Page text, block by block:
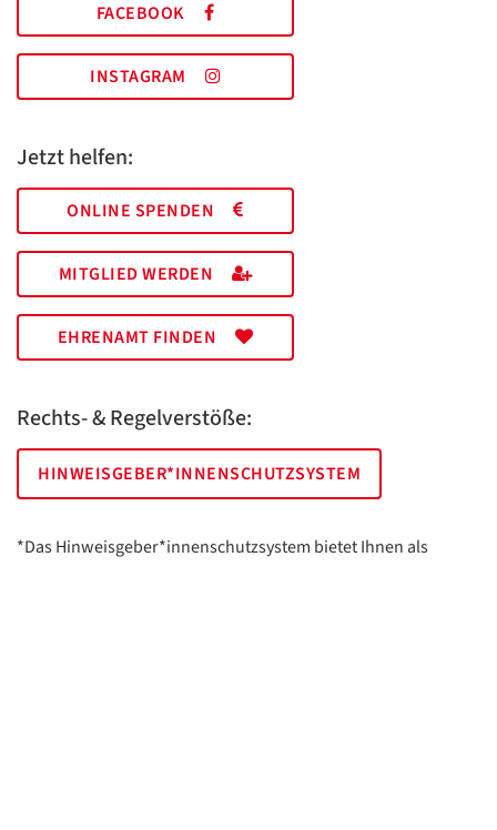
FACEBOOK
INSTAGRAM
Jetzt helfen:
ONLINE SPENDEN
MITGLIED WERDEN
EHRENAMT FINDEN
Rechts- & Regelverstöße:
HINWEISGEBER*INNENSCHUTZSYSTEM
*Das Hinweisgeber*innenschutzsystem bietet Ihnen als